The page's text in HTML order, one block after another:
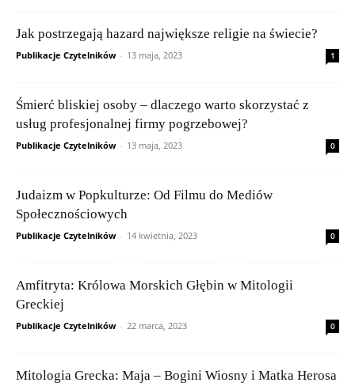
Jak postrzegają hazard największe religie na świecie?
Publikacje Czytelników - 13 maja, 2023 1
Śmierć bliskiej osoby – dlaczego warto skorzystać z
usług profesjonalnej firmy pogrzebowej?
Publikacje Czytelników - 13 maja, 2023 0
Judaizm w Popkulturze: Od Filmu do Mediów
Społecznościowych
Publikacje Czytelników - 14 kwietnia, 2023 0
Amfitryta: Królowa Morskich Głębin w Mitologii
Greckiej
Publikacje Czytelników - 22 marca, 2023 0
Mitologia Grecka: Maja – Bogini Wiosny i Matka Herosa